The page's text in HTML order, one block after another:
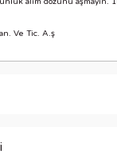
Ve Tic. A.ş